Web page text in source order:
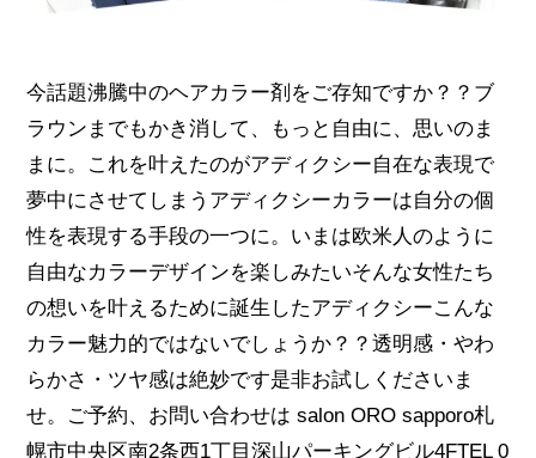
今話題沸騰中のヘアカラー剤をご存知ですか？？ブ
ラウンまでもかき消して、もっと自由に、思いのま
まに。これを叶えたのがアディクシー自在な表現で
夢中にさせてしまうアディクシーカラーは自分の個
性を表現する手段の一つに。いまは欧米人のように
自由なカラーデザインを楽しみたいそんな女性たち
の想いを叶えるために誕生したアディクシーこんな
カラー魅力的ではないでしょうか？？透明感・やわ
らかさ・ツヤ感は絶妙です是非お試しくださいま
せ。ご予約、お問い合わせは salon ORO sapporo札
幌市中央区南2条西1丁目深山パーキングビル4FTEL 0